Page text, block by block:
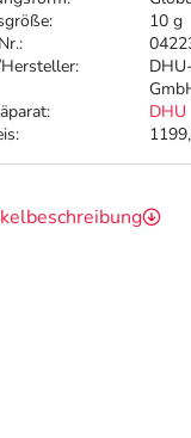
10 g
DHU